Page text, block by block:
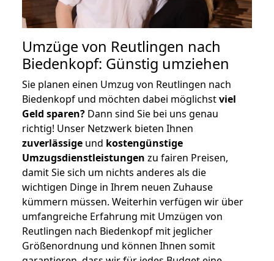
Umzüge von Reutlingen nach
Biedenkopf: Günstig umziehen
Sie planen einen Umzug von Reutlingen nach
Biedenkopf und möchten dabei möglichstviel
Geld sparen? Dann sind Sie bei uns genau
richtig! Unser Netzwerk bieten Ihnen
zuverlässige und kostengünstige
Umzugsdienstleistungen zu fairen Preisen,
damit Sie sich um nichts anderes als die
wichtigen Dinge in Ihrem neuen Zuhause
kümmern müssen. Weiterhin verfügen wir über
umfangreiche Erfahrung mit Umzügen von
Reutlingen nach Biedenkopf mit jeglicher
Größenordnung und können Ihnen somit